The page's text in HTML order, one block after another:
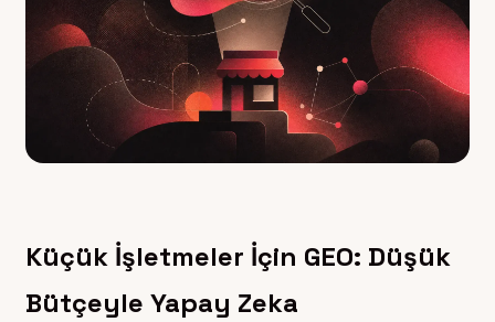
Küçük İşletmeler İçin GEO: Düşük
Bütçeyle Yapay Zeka